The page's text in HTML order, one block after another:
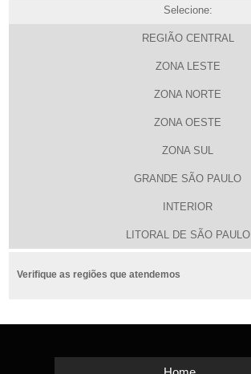
Selecione:
REGIÃO CENTRAL
ZONA LESTE
ZONA NORTE
ZONA OESTE
ZONA SUL
GRANDE SÃO PAULO
INTERIOR
LITORAL DE SÃO PAULO
Verifique as regiões que atendemos